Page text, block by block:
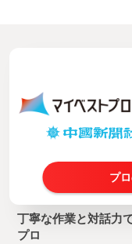
プ
丁寧な作業と対話力
プロ